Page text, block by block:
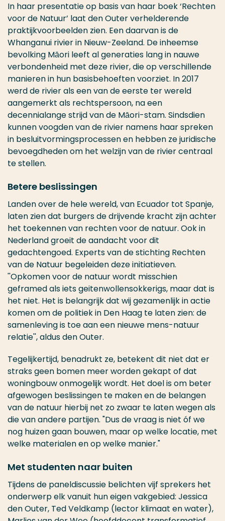
In haar presentatie op basis van haar boek ‘Rechten
voor de Natuur’ laat den Outer verhelderende
praktijkvoorbeelden zien. Een daarvan is de
Whanganui rivier in Nieuw-Zeeland. De inheemse
bevolking Māori leeft al generaties lang in nauwe
verbondenheid met deze rivier, die op verschillende
manieren in hun basisbehoeften voorziet. In 2017
werd de rivier als een van de eerste ter wereld
aangemerkt als rechtspersoon, na een
decennialange strijd van de Māori-stam. Sindsdien
kunnen voogden van de rivier namens haar spreken
in besluitvormingsprocessen en hebben ze juridische
bevoegdheden om het welzijn van de rivier centraal
te stellen.
Betere beslissingen
Landen over de hele wereld, van Ecuador tot Spanje,
laten zien dat burgers de drijvende kracht zijn achter
het toekennen van rechten voor de natuur. Ook in
Nederland groeit de aandacht voor dit
gedachtengoed. Experts van de stichting Rechten
van de Natuur begeleiden deze initiatieven.
''Opkomen voor de natuur wordt misschien
geframed als iets geitenwollensokkerigs, maar dat is
het niet. Het is belangrijk dat wij gezamenlijk in actie
komen om de politiek in Den Haag te laten zien: de
samenleving is toe aan een nieuwe mens-natuur
relatie'', aldus den Outer.
Tegelijkertijd, benadrukt ze, betekent dit niet dat er
straks geen bomen meer worden gekapt of dat
woningbouw onmogelijk wordt. Het doel is om beter
afgewogen beslissingen te maken en de belangen
van de natuur hierbij net zo zwaar te laten wegen als
die van andere partijen. "Dus de vraag is niet óf we
nog huizen gaan bouwen, maar op welke locatie, met
welke materialen en op welke manier."
Met studenten naar buiten
Tijdens de paneldiscussie belichten vijf sprekers het
onderwerp elk vanuit hun eigen vakgebied: Jessica
den Outer, Ted Veldkamp (lector klimaat en water),